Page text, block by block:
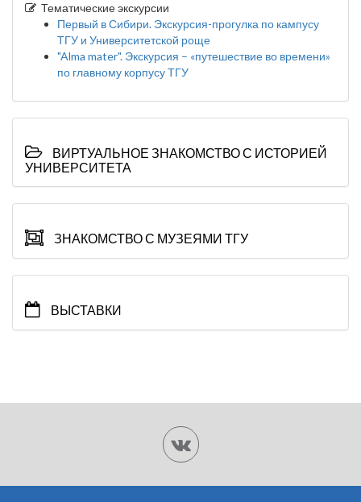
Тематические экскурсии
Первый в Сибири. Экскурсия-прогулка по кампусу
ТГУ и Университетской роще
"Alma mater". Экскурсия – «путешествие во времени»
по главному корпусу ТГУ
ВИРТУАЛЬНОЕ ЗНАКОМСТВО С ИСТОРИЕЙ
УНИВЕРСИТЕТА
ЗНАКОМСТВО С МУЗЕЯМИ ТГУ
ВЫСТАВКИ